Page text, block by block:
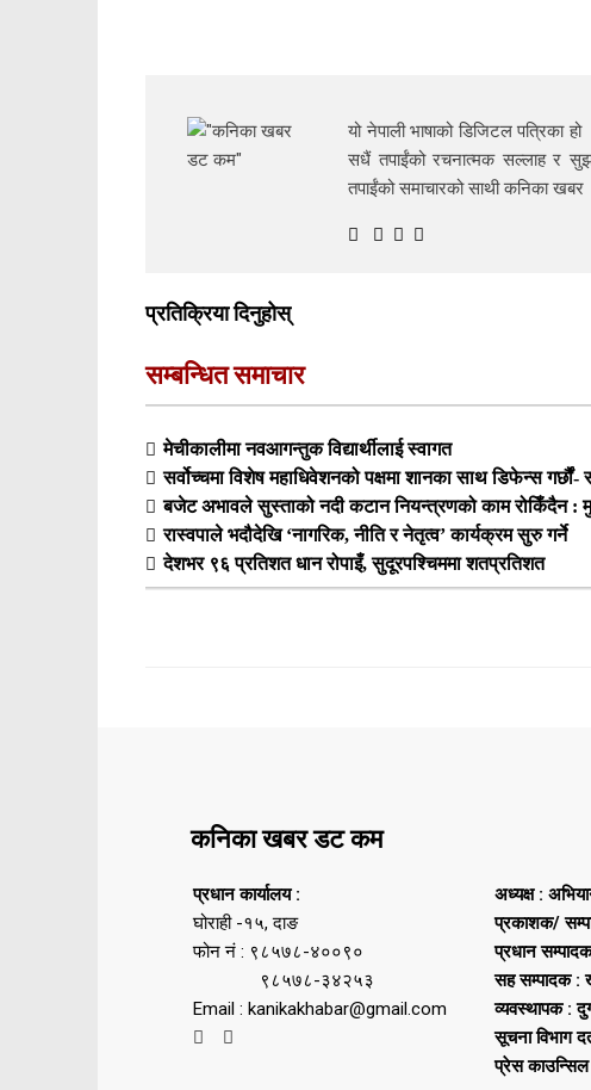
यो नेपाली भाषाको डिजिटल पत्रिका
सधैं तपाईंको रचनात्मक सल्लाह र
तपाईंको समाचारको साथी कनिका
प्रतिक्रिया दिनुहोस्
सम्बन्धित समाचार
मेचीकालीमा नवआगन्तुक विद्यार्थीलाई स्वागत
सर्वोच्चमा विशेष महाधिवेशनको पक्षमा शानका साथ डिफेन्स गर्छौं-
बजेट अभावले सुस्ताको नदी कटान नियन्त्रणको काम रोकिँदैन :
रास्वपाले भदौदेखि ‘नागरिक, नीति र नेतृत्व’ कार्यक्रम सुरु गर्ने
देशभर ९६ प्रतिशत धान रोपाइँ, सुदूरपश्चिममा शतप्रतिशत
कनिका खबर डट कम
प्रधान कार्यालय :
घोराही -१५, दाङ
फोन नं : ९८५७८-४००९०
९८५७८-३४२५३
Email : kanikakhabar@gmail.com
अध्यक्ष :
प्रकाशक/
प्रधान
सह सम्पादक :
व्यवस्थापक :
सूचना विभाग
प्रेस